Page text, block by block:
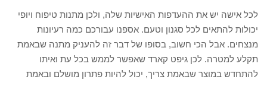
לכל אישה יש את ההעדפות האישיות שלה, ולכן מתנות טיפוח ויופי
יכולות להתאים לכל סגנון וטעם. אספנו עבורכם כמה רעיונות
מנצחים. אבל הכי חשוב, בסופו של דבר זה להעניק מתנה שבאמת
תקלע למטרה. לכן גיפט קארד שאפשר לממש בכל עת ואיתו
להתחדש במוצר שבאמת צריך, יכול להיות פתרון מושלם ובאמת